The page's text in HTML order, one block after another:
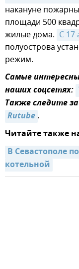
накануне
площади 500
жилые дома. С 17
полуострова
режим.
Самые
наших соцсетях:
Также следите
Rutube.
Читайте также
В Севастополе
котельной